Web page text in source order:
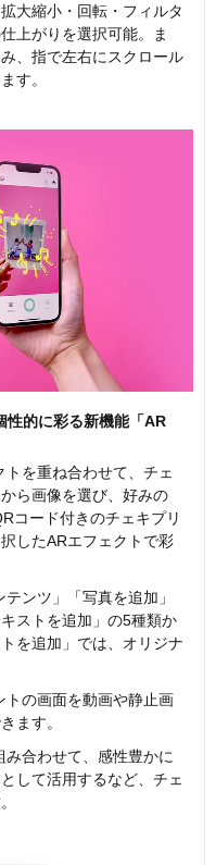
大縮小・回転・フィルタ
上がりを選択可能。ま
、指で左右にスクロール
す。
性的に彩る新機能「AR
を重ね合わせて、チェ
ら画像を選び、好みの
コード付きのチェキプリ
したARエフェクトで彩
ンツ」「写真を追加」
ストを追加」の5種類か
を追加」では、オリジナ
トの画面を動画や静止画
ます。
合わせて、感性豊かに
して活用するなど、チェ